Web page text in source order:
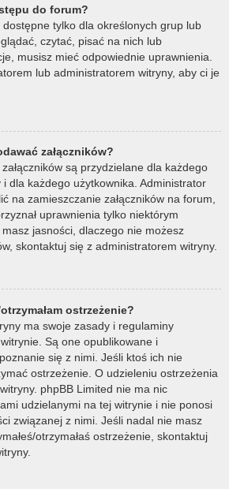
do forum?
tylko dla określonych grup lub
czytać, pisać na nich lub
musisz mieć odpowiednie uprawnienia.
lub administratorem witryny, aby ci je
załączników?
są przydzielane dla każdego
dla każdego użytkownika. Administrator
na zamieszczanie załączników na forum,
uprawnienia tylko niektórym
jasności, dlaczego nie możesz
skontaktuj się z administratorem witryny.
ostrzeżenie?
ma swoje zasady i regulaminy
Są one opublikowane i
się z nimi. Jeśli ktoś ich nie
ostrzeżenie. O udzieleniu ostrzeżenia
phpBB Limited nie ma nic
udzielanymi na tej witrynie i nie ponosi
związanej z nimi. Jeśli nadal nie masz
otrzymałaś ostrzeżenie, skontaktuj